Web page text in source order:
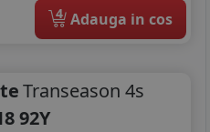
4 Adauga in cos
Transeason 4s
92Y